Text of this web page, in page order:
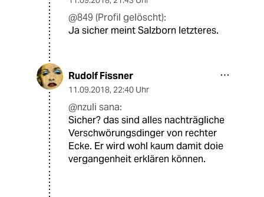
@849 (Profil gelöscht):
Ja sicher meint Salzborn letzteres.
Rudolf Fissner
11.09.2018, 22:40 Uhr
@nzuli sana:
Sicher? das sind alles nachträgliche
Verschwörungsdinger von rechter
Ecke. Er wird wohl kaum damit doie
vergangenheit erklären können.